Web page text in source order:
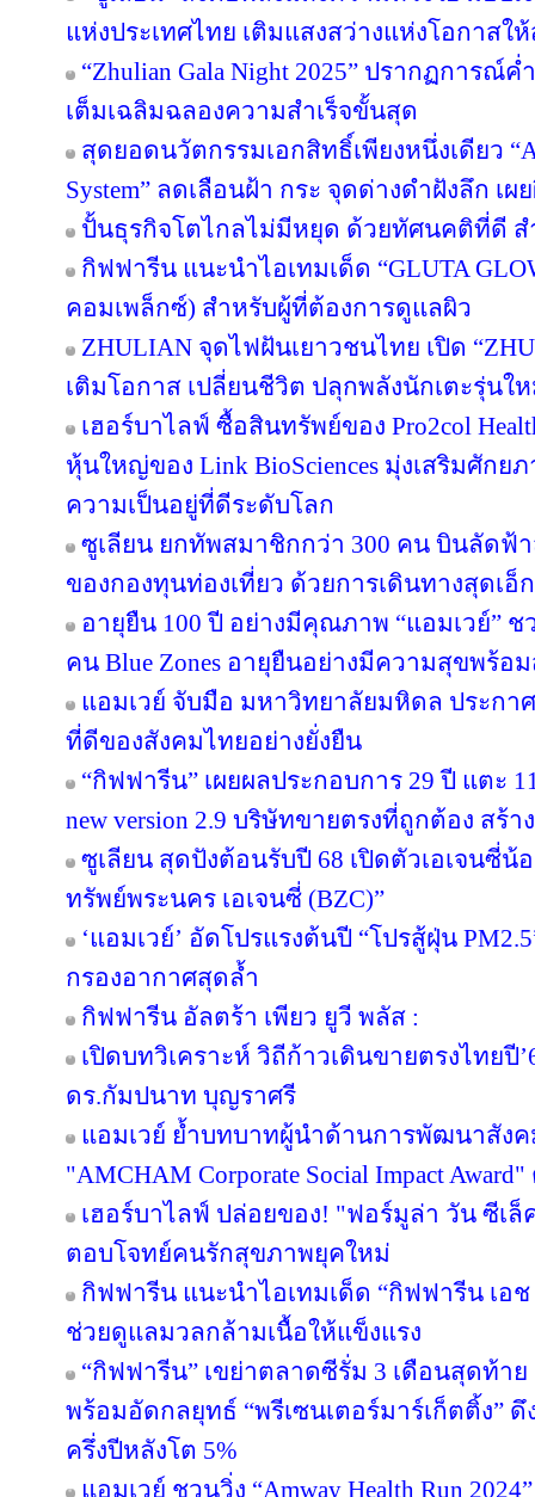
แห่งประเทศไทย เติมแสงสว่างแห่งโอกาสใ
“Zhulian Gala Night 2025” ปรากฏการณ์
เต็มเฉลิมฉลองความสำเร็จขั้นสุด
สุดยอดนวัตกรรมเอกสิทธิ์เพียงหนึ่งเดียว
System” ลดเลือนฝ้า กระ จุดด่างดำฝังลึก เ
ปั้นธุรกิจโตไกลไม่มีหยุด ด้วยทัศนคติที่ดี ส
กิฟฟารีน แนะนำไอเทมเด็ด “GLUTA
คอมเพล็กซ์) สำหรับผู้ที่ต้องการดูแลผิว
ZHULIAN จุดไฟฝันเยาวชนไทย เปิด
เติมโอกาส เปลี่ยนชีวิต ปลุกพลังนักเตะรุ่น
เฮอร์บาไลฟ์ ซื้อสินทรัพย์ของ Pro2col
หุ้นใหญ่ของ Link BioSciences มุ่งเสริมศัก
ความเป็นอยู่ที่ดีระดับโลก
ซูเลียน ยกทัพสมาชิกกว่า 300 คน บินลัดฟ้
ของกองทุนท่องเที่ยว ด้วยการเดินทางสุดเ
อายุยืน 100 ปี อย่างมีคุณภาพ “แอมเวย์” ช
คน Blue Zones อายุยืนอย่างมีความสุขพร้อ
แอมเวย์ จับมือ มหาวิทยาลัยมหิดล ประกา
ที่ดีของสังคมไทยอย่างยั่งยืน
“กิฟฟารีน” เผยผลประกอบการ 29 ปี แตะ
new version 2.9 บริษัทขายตรงที่ถูกต้อง สร้
ซูเลียน สุดปังต้อนรับปี 68 เปิดตัวเอเจนซี่น้
ทรัพย์พระนคร เอเจนซี่ (BZC)”
‘แอมเวย์’ อัดโปรแรงต้นปี “โปรสู้ฝุ่น
กรองอากาศสุดล้ำ
กิฟฟารีน อัลตร้า เพียว ยูวี พลัส :
เปิดบทวิเคราะห์ วิถีก้าวเดินขายตรงไทยปี
ดร.กัมปนาท บุญราศรี
แอมเวย์ ย้ำบทบาทผู้นำด้านการพัฒนาสังค
"AMCHAM Corporate Social Impact
เฮอร์บาไลฟ์ ปล่อยของ! "ฟอร์มูล่า วัน ซีเ
ตอบโจทย์คนรักสุขภาพยุคใหม่
กิฟฟารีน แนะนำไอเทมเด็ด “กิฟฟารีน เอ
ช่วยดูแลมวลกล้ามเนื้อให้แข็งแรง
“กิฟฟารีน” เขย่าตลาดซีรั่ม 3 เดือนสุดท้า
พร้อมอัดกลยุทธ์ “พรีเซนเตอร์มาร์เก็ตติ้ง”
ครึ่งปีหลังโต 5%
แอมเวย์ ชวนวิ่ง “Amway Health Run